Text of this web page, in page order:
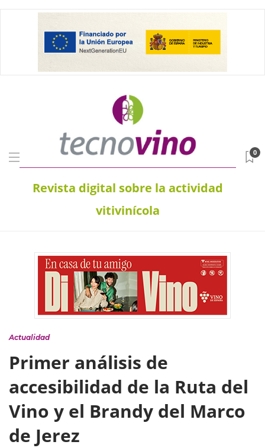
Revista digital sobre la actividad
vitivinícola
0
Actualidad
Primer análisis de
accesibilidad de la Ruta del
Vino y el Brandy del Marco
de Jerez